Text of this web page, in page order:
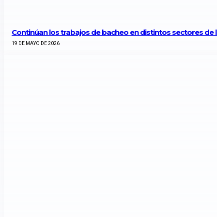
Continúan los trabajos de bacheo en distintos sectores de
19 DE MAYO DE 2026